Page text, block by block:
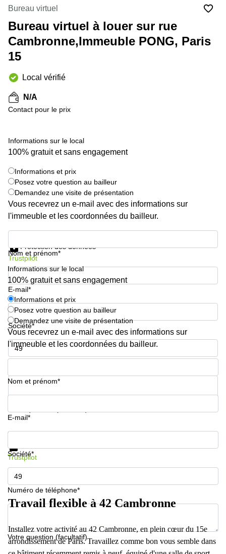
Strasbourg
d'affaires
Toulouse
Coworking
Coworking
Centres
Location
bureaux
Centre
d'affaires
Montpellier
Bureau virtuel
Bureau virtuel à louer sur rue
Cambronne,Immeuble PONG, Paris
15
Local vérifié
N/A
Contact pour le prix
Informations sur le local
100% gratuit et sans engagement
Informations et prix
Posez votre question au bailleur
Demandez une visite de présentation
Vous recevrez un e-mail avec des informations sur
l'immeuble et les coordonnées du bailleur.
Nom et prénom*
E-mail*
Société*
Numéro de téléphone*
Protection des données
Trustpilot
Informations sur le local
100% gratuit et sans engagement
Informations et prix
Posez votre question au bailleur
Demandez une visite de présentation
Vous recevrez un e-mail avec des informations sur
l'immeuble et les coordonnées du bailleur.
Nom et prénom*
E-mail*
Société*
Numéro de téléphone*
Votre question (facultatif)
Informations et prix
Trustpilot
Travail flexible à 42 Cambronne
Installez votre activité au 42 Cambronne, en plein cœur du 15e
arrondissement de Paris. Travaillez comme bon vous semble dans